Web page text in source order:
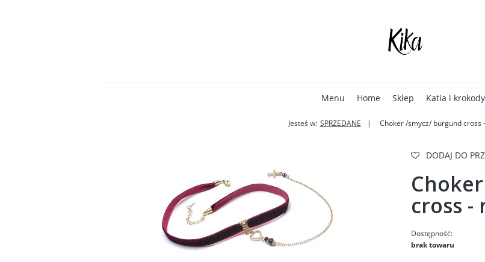
Menu Home Sklep Katia i
Jesteś w: SPRZEDANE Choker /smycz/ burgund cross
DODAJ DO
cross -
Dostępność:
brak towaru